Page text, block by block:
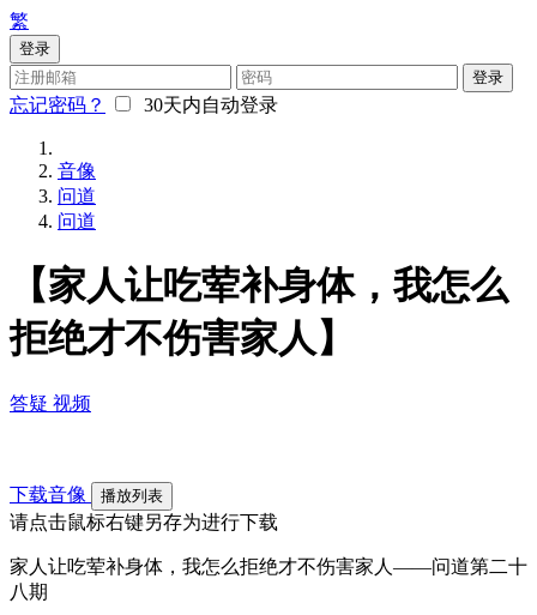
繁
登录
登录
忘记密码？ 30天内自动登录
音像
问道
问道
【家人让吃荤补身体，我怎么
拒绝才不伤害家人】
答疑 视频
下载音像 播放列表
请点击鼠标右键另存为进行下载
家人让吃荤补身体，我怎么拒绝才不伤害家人——问道第二十
八期